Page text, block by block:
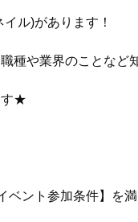
ル)があります！
種や業界のことなど
す★
ベント参加条件】を満